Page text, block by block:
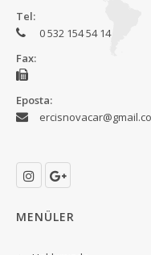
Tel:
0 532 154 54 14
Fax:
Eposta:
MENÜLER